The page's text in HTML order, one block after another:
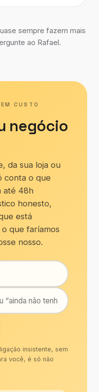
sempre fazem mais
ao Rafael.
CUSTO
negócio
da sua loja ou
conta o que
até 48h
honesto,
está
que faríamos
nosso.
insistente, sem
você, é só não